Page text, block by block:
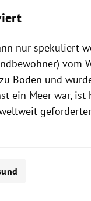
nur spekuliert
vom
Boden und
ein Meer war,